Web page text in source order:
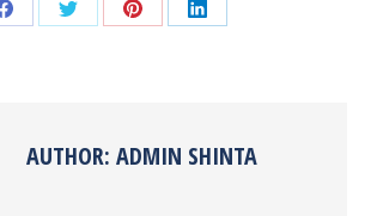
Share Share Share Share
AUTHOR: ADMIN SHINTA